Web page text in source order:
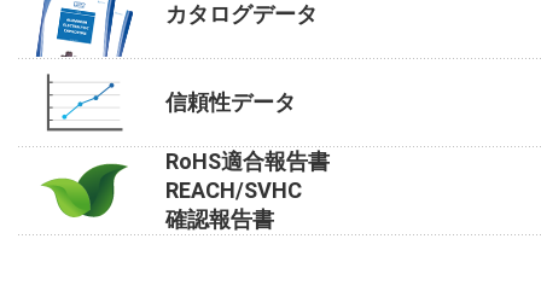
カタログデータ
信頼性データ
RoHS適合報告書
REACH/SVHC
確認報告書